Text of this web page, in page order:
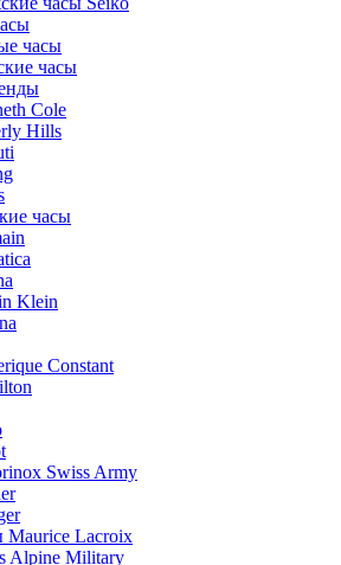
часы
часы
Cole
Hills
часы
Klein
Constant
Swiss Army
Maurice Lacroix
Alpine Military